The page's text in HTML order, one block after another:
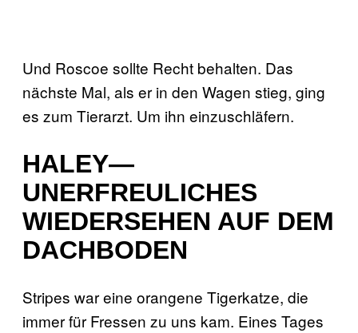
Und Roscoe sollte Recht behalten. Das
nächste Mal, als er in den Wagen stieg, ging
es zum Tierarzt. Um ihn einzuschläfern.
HALEY—
UNERFREULICHES
WIEDERSEHEN AUF DEM
DACHBODEN
Stripes war eine orangene Tigerkatze, die
immer für Fressen zu uns kam. Eines Tages